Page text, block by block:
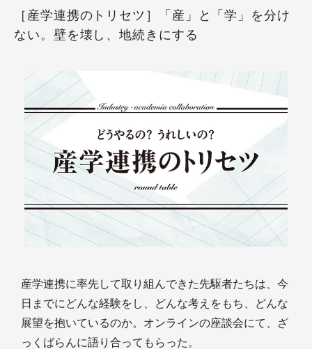
［産学連携のトリセツ］「産」と「学」を分け
ない。壁を壊し、地続きにする
産学連携に率先して取り組んできた先駆者たちは、今
日までにどんな経験をし、どんな考えをもち、どんな
展望を抱いているのか。オンラインの座談会にて、ざ
っくばらんに語り合ってもらった。